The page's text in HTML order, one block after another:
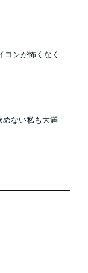
コンが怖くなく
ない私も大満